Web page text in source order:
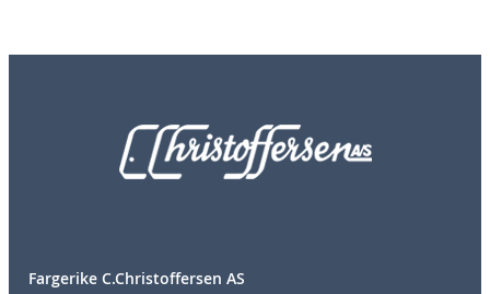
Fargerike C.Christoffersen AS